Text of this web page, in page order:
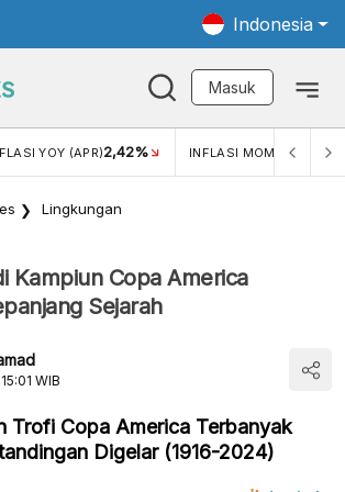
Indonesia
Masuk
YOY (APR)2,42% INFLASI MOM (MAR)
Lingkungan
Kampiun Copa America
Sejarah
WIB
Trofi Copa America Terbanyak
Digelar (1916-2024)